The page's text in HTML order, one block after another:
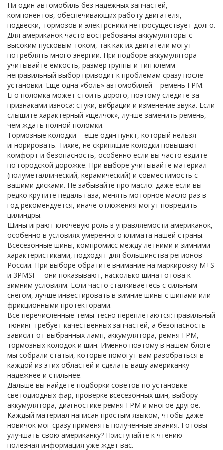
Ни один автомобиль без надёжных запчастей,
компонентов, обеспечивающих работу двигателя,
подвески, тормозов и электроники не просуществует долго.
Для американок часто востребованы аккумуляторы с
высоким пусковым током, так как их двигатели могут
потреблять много энергии. При подборе аккумулятора
учитывайте ёмкость, размер группы и тип клемм –
неправильный выбор приводит к проблемам сразу после
установки. Еще одна «боль» автомобилей – ремень ГРМ.
Его поломка может стоить дорого, поэтому следите за
признаками износа: стуки, вибрации и изменение звука. Если
слышите характерный «щелчок», лучше заменить ремень,
чем ждать полной поломки.
Тормозные колодки – ещё один пункт, который нельзя
игнорировать. Тихие, не скрипящие колодки повышают
комфорт и безопасность, особенно если вы часто ездите
по городской дорожке. При выборе учитывайте материал
(полуметаллический, керамический) и совместимость с
вашими дисками. Не забывайте про масло: даже если вы
редко крутите педаль газа, менять моторное масло раз в
год рекомендуется, иначе отложения могут повредить
цилиндры.
Шины играют ключевую роль в управляемости американок,
особенно в условиях умеренного климата нашей страны.
Всесезонные шины, компромисс между летними и зимними
характеристиками, подходят для большинства регионов
России. При выборе обратите внимание на маркировку M+S
и 3PMSF – они показывают, насколько шина готова к
зимним условиям. Если часто сталкиваетесь с сильным
снегом, лучше инвестировать в зимние шины с шипами или
фрикционными протекторами.
Все перечисленные темы тесно переплетаются: правильный
тюнинг требует качественных запчастей, а безопасность
зависит от выбранных ламп, аккумулятора, ремня ГРМ,
тормозных колодок и шин. Именно поэтому в нашем блоге
мы собрали статьи, которые помогут вам разобраться в
каждой из этих областей и сделать вашу американку
надёжнее и стильнее.
Дальше вы найдёте подборки советов по установке
светодиодных фар, проверке всесезонных шин, выбору
аккумулятора, диагностике ремня ГРМ и многое другое.
Каждый материал написан простым языком, чтобы даже
новичок мог сразу применять полученные знания. Готовы
улучшать свою американку? Приступайте к чтению –
полезная информация уже ждёт вас.